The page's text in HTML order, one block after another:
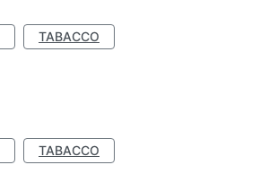
TABACCO
TABACCO